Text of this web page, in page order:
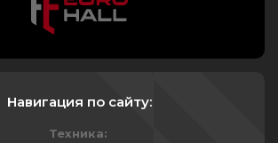
Навигация по сайту:
Техника: